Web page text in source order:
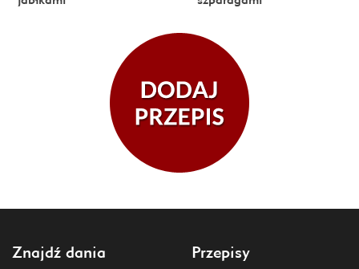
Znajdź dania Przepisy